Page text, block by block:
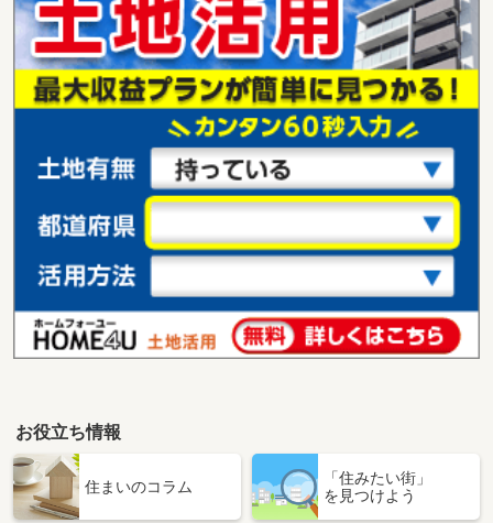
お役立ち情報
住まいのコラム
「住みたい街」
を見つけよう